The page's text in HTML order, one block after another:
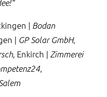
| Bodan
| GP Solar GmbH,
, Enkirch | Zimmerei
,